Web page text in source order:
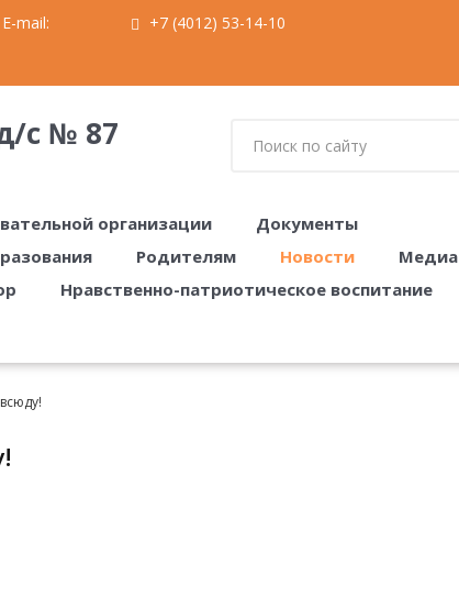
E-mail: +7 (4012) 53-14-10
с № 87
организации
Документы
Родителям Новости Медиа
Нравственно-патриотическое воспитание